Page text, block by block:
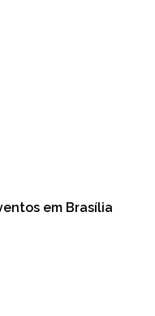
em Brasília